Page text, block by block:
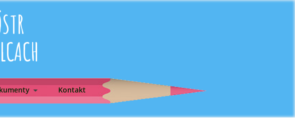
Kontakt